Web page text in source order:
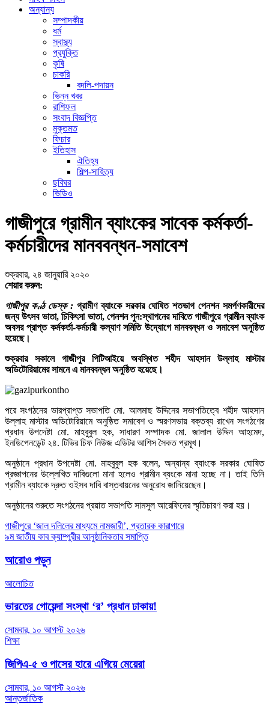
অন্যান্য
সম্পাদকীয়
ধর্ম
স্বাস্থ্য
প্রযুক্তি
কৃষি
চাকরি
বদলি-পদায়ন
ভিন্ন খবর
রাশিফল
সংবাদ বিজ্ঞপ্তি
মুক্তমত
ফিচার
ইতিহাস
ঐতিহ্য
শিল্প-সাহিত্য
ছবিঘর
ভিডিও
গাজীপুরে গ্রামীন ব্যাংকের সাবেক কর্মকর্তা-
কর্মচারীদের মানববন্ধন-সমাবেশ
শুক্রবার, ২৪ জানুয়ারি ২০২০
শেয়ার করুন:
গাজীপুর কণ্ঠ ডেস্ক : গ্রামীণ ব্যাংকে সরকার ঘোষিত শতভাগ পেনশন সমর্পণকারীদের
জন্য উৎসব ভাতা, চিকিৎসা ভাতা, পেনশন পুন:স্থাপনের দাবিতে গাজীপুরে গ্রামীন ব্যাংক
অবসর প্রাপ্ত কর্মকর্তা-কর্মচারী কল্যাণ সমিতি উদ্যোগে মানববন্ধন ও সমাবেশ অনুষ্ঠিত
হয়েছে।
শুক্রবার সকালে গাজীপুর পিটিআইয়ে অবস্থিত শহীদ আহসান উল্লাহ মাস্টার
অডিটোরিয়ামের সামনে এ মানববন্ধন অনুষ্ঠিত হয়েছে।
পরে সংগঠনের ভারপ্রাপ্ত সভাপতি মো. আলমাছ উদ্দিনের সভাপতিত্বে শহীদ আহসান
উল্লাহ মাস্টার অডিটোরিয়ামে অনুষ্ঠিত সমাবেশ ও স্মরণসভায় বক্তব্য রাখেন সংগঠণের
প্রধান উপদেষ্টা মো. মাহবুবুল হক, সাধারণ সম্পাদক মো. জালাল উদ্দিন আহমেদ,
ইনডিপেনডেন্ট ২৪. টিভির চিফ নিউজ এডিটর আশিস সৈকত প্রমূখ।
অনুষ্ঠানে প্রধান উপদেষ্টা মো. মাহবুবুল হক বলেন, অন্যান্য ব্যাংকে সরকার ঘোষিত
প্রজ্ঞাপনের উল্লেখিত দাবিগুলো মানা হলেও গ্রামীন ব্যংকে মানা হচ্ছে না। তাই তিনি
গ্রামীন ব্যাংকে দ্রুত ওইসব দাবি বাস্তবায়নের অনুরোধ জানিয়েছেন।
অনুষ্ঠানের শুরুতে সংগঠনের প্রয়াত সভাপতি সামসুল আরেফিনের স্মৃতিচারণ করা হয়।
Post
navigation
গাজীপুরে ‘জাল দলিলের মাধ্যমে নামজারী’, প্রতারক কারাগারে
৯ম জাতীয় কাব ক্যাম্পুরীর আনুষ্ঠানিকতার সমাপ্তি
আরোও পড়ুন
আলোচিত
ভারতের গোয়েন্দা সংস্থা ‘র’ প্রধান ঢাকায়!
সোমবার, ১০ আগস্ট ২০২৬
শিক্ষা
জিপিএ-৫ ও পাসের হারে এগিয়ে মেয়েরা
সোমবার, ১০ আগস্ট ২০২৬
আন্তর্জাতিক